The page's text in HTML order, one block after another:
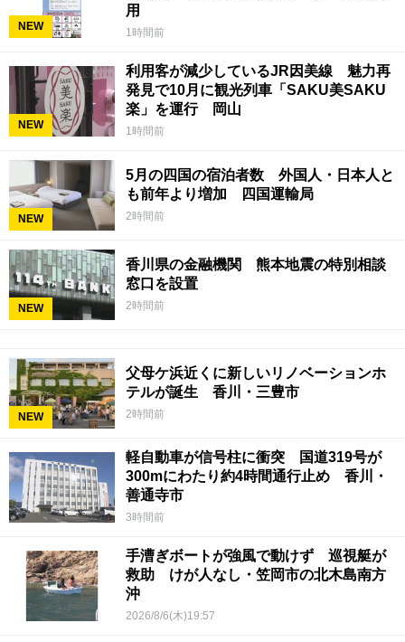
NEW
用
1時間前
NEW
利用客が減少しているJR因美線 魅力再
発見で10月に観光列車「SAKU美SAKU
楽」を運行 岡山
1時間前
NEW
5月の四国の宿泊者数 外国人・日本人と
も前年より増加 四国運輸局
2時間前
NEW
香川県の金融機関 熊本地震の特別相談
窓口を設置
2時間前
NEW
父母ケ浜近くに新しいリノベーションホ
テルが誕生 香川・三豊市
2時間前
軽自動車が信号柱に衝突 国道319号が
300mにわたり約4時間通行止め 香川・
善通寺市
3時間前
手漕ぎボートが強風で動けず 巡視艇が
救助 けが人なし・笠岡市の北木島南方
沖
2026/8/6(木)19:57